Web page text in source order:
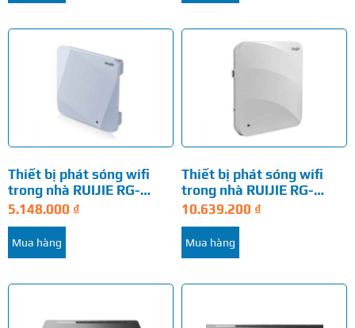
Thiết bị phát sóng wifi
trong nhà RUIJIE RG-
AP720-L
5.148.000 ₫
Mua hàng
Thiết bị phát sóng wifi
trong nhà RUIJIE RG-
AP730-L
10.639.200 ₫
Mua hàng